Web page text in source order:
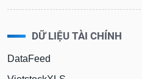
DỮ LIỆU TÀI CHÍNH
DataFeed